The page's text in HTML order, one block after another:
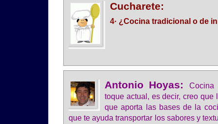
Cucharete:
4· ¿Cocina tradicional o de
Antonio Hoyas:
Cocina
toque actual, es decir, creo
que aporta las bases de la
que te ayuda transportar los sabores y